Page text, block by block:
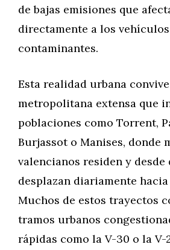
de bajas emisiones que
directamente a los
contaminantes.
Esta realidad urbana
metropolitana extensa que
poblaciones como Torrent,
Burjassot o Manises, donde
valencianos residen y desde
desplazan diariamente
Muchos de estos trayectos
tramos urbanos
rápidas como la V-30 o la V-